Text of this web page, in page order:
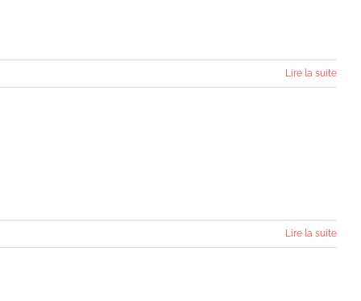
Lire la suite
Lire la suite